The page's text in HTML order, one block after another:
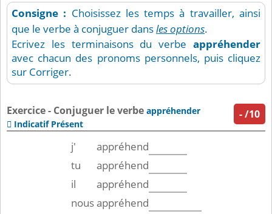
Consigne : Choisissez les temps à travailler, ainsi
que le verbe à conjuguer dansles options.
Ecrivez les terminaisons du verbe appréhender
avec chacun des pronoms personnels, puis cliquez
sur Corriger.
-/10
Exercice - Conjuguer le verbe appréhender
 Indicatif Présent
j'
appréhend
tu
appréhend
il
appréhend
nousappréhend